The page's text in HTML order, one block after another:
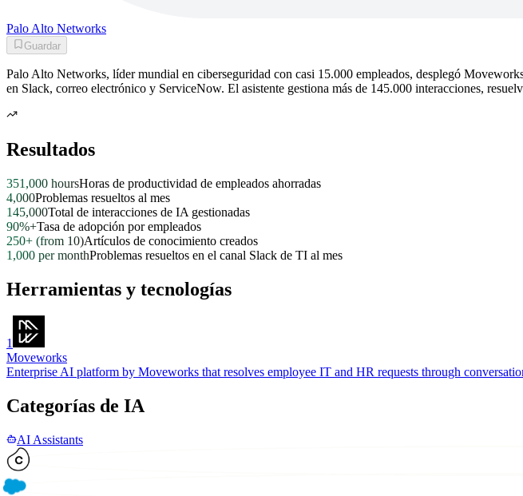
Palo Alto Networks
Guardar
Palo Alto Networks, líder mundial en ciberseguridad con casi 15.000 empleados, desplegó
en Slack, correo electrónico y ServiceNow. El asistente gestiona más de 145.000 interacciones,
Resultados
351,000 hoursHoras de productividad de empleados ahorradas
4,000Problemas resueltos al mes
145,000Total de interacciones de IA gestionadas
90%+Tasa de adopción por empleados
250+ (from 10)Artículos de conocimiento creados
1,000 per monthProblemas resueltos en el canal Slack de TI al mes
Herramientas y tecnologías
1
Moveworks
Enterprise AI platform by Moveworks that resolves employee IT and HR requests through
Categorías de IA
AI Assistants